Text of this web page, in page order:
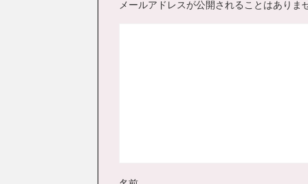
メールアドレスが公開されることはありま